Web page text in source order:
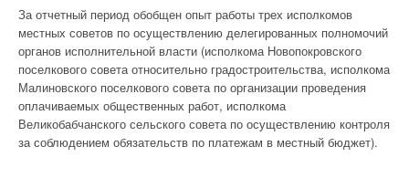
За отчетный период обобщен опыт работы трех исполкомов
местных советов по осуществлению делегированных полномочий
органов исполнительной власти (исполкома Новопокровского
поселкового совета относительно градостроительства, исполкома
Малиновского поселкового совета по организации проведения
оплачиваемых общественных работ, исполкома
Великобабчанского сельского совета по осуществлению контроля
за соблюдением обязательств по платежам в местный бюджет).